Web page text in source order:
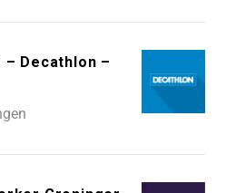
Decathlon –